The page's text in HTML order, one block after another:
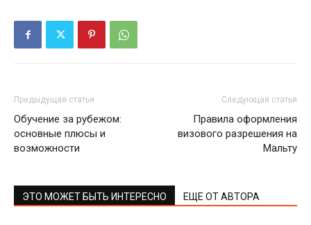
Предыдущая статья
Обучение за рубежом:
основные плюсы и
возможности
Следующая статья
Правила оформления
визового разрешения на
Мальту
ЭТО МОЖЕТ БЫТЬ ИНТЕРЕСНО ЕЩЕ ОТ АВТОРА